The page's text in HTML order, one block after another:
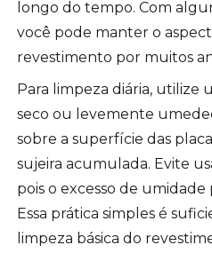
longo do tempo. Com
você pode manter o
revestimento por muitos
Para limpeza diária, utilize
seco ou levemente
sobre a superfície das
sujeira acumulada. Evite
pois o excesso de umidade
Essa prática simples é
limpeza básica do